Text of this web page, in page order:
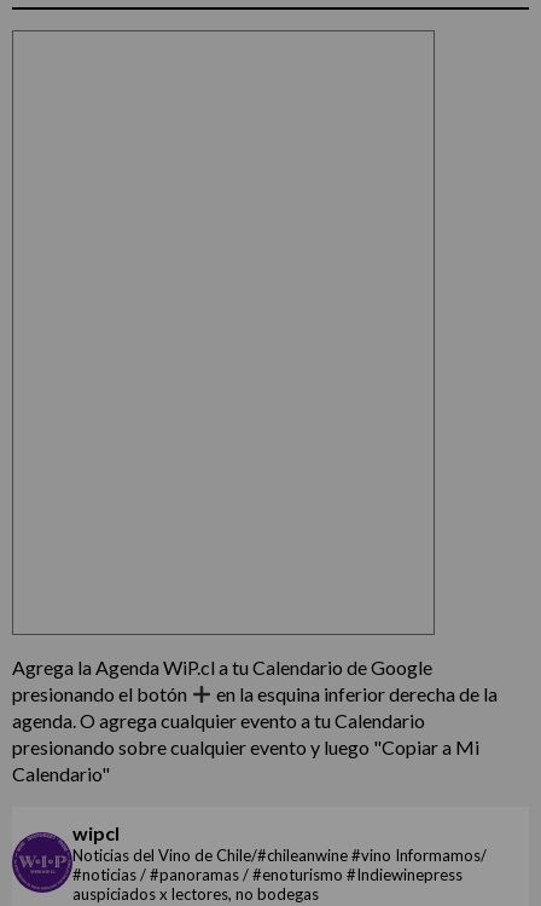
Agrega la Agenda WiP.cl a tu Calendario de Google
presionando el botón
en la esquina inferior derecha de la
agenda. O agrega cualquier evento a tu Calendario
presionando sobre cualquier evento y luego "Copiar a Mi
Calendario"
wipcl
Noticias del Vino de Chile/#chileanwine #vino Informamos/
#noticias / #panoramas / #enoturismo #Indiewinepress
auspiciados x lectores, no bodegas